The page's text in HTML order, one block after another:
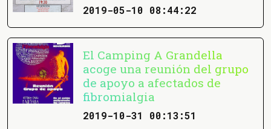
2019-05-10 08:44:22
El Camping A Grandella
acoge una reunión del grupo
de apoyo a afectados de
fibromialgia
2019-10-31 00:13:51